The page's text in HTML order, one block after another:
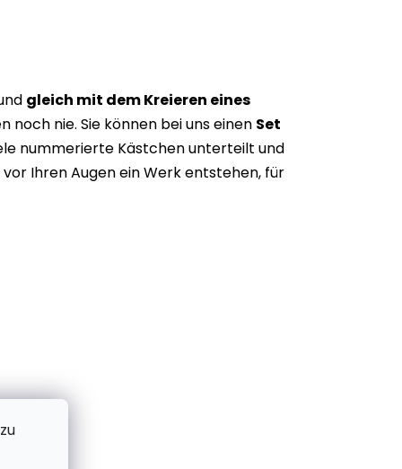
gleich mit dem Kreieren eines
noch nie. Sie können bei uns einen Set
nummerierte Kästchen unterteilt und
Ihren Augen ein Werk entstehen, für